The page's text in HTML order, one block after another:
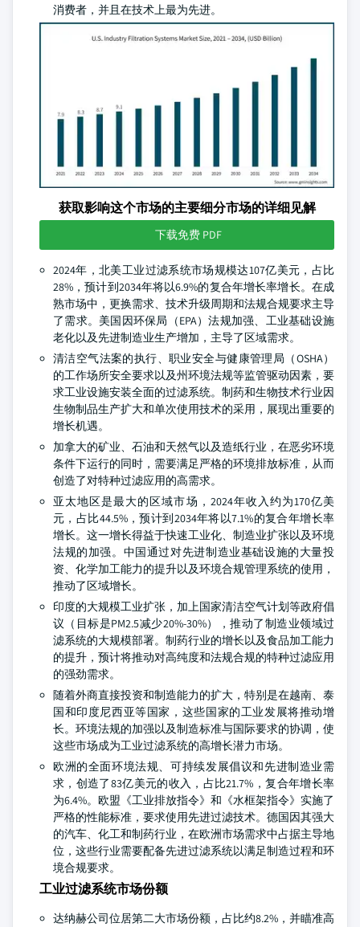
消费者，并且在技术上最为先进。
获取影响这个市场的主要细分市场的详细见解
下载免费 PDF
2024年，北美工业过滤系统市场规模达107亿美元，占比
28%，预计到2034年将以6.9%的复合年增长率增长。在成
熟市场中，更换需求、技术升级周期和法规合规要求主导
了需求。美国因环保局（EPA）法规加强、工业基础设施
老化以及先进制造业生产增加，主导了区域需求。
清洁空气法案的执行、职业安全与健康管理局（OSHA）
的工作场所安全要求以及州环境法规等监管驱动因素，要
求工业设施安装全面的过滤系统。制药和生物技术行业因
生物制品生产扩大和单次使用技术的采用，展现出重要的
增长机遇。
加拿大的矿业、石油和天然气以及造纸行业，在恶劣环境
条件下运行的同时，需要满足严格的环境排放标准，从而
创造了对特种过滤应用的高需求。
亚太地区是最大的区域市场，2024年收入约为170亿美
元，占比44.5%，预计到2034年将以7.1%的复合年增长率
增长。这一增长得益于快速工业化、制造业扩张以及环境
法规的加强。中国通过对先进制造业基础设施的大量投
资、化学加工能力的提升以及环境合规管理系统的使用，
推动了区域增长。
印度的大规模工业扩张，加上国家清洁空气计划等政府倡
议（目标是PM2.5减少20%-30%），推动了制造业领域过
滤系统的大规模部署。制药行业的增长以及食品加工能力
的提升，预计将推动对高纯度和法规合规的特种过滤应用
的强劲需求。
随着外商直接投资和制造能力的扩大，特别是在越南、泰
国和印度尼西亚等国家，这些国家的工业发展将推动增
长。环境法规的加强以及制造标准与国际要求的协调，使
这些市场成为工业过滤系统的高增长潜力市场。
欧洲的全面环境法规、可持续发展倡议和先进制造业需
求，创造了83亿美元的收入，占比21.7%，复合年增长率
为6.4%。欧盟《工业排放指令》和《水框架指令》实施了
严格的性能标准，要求使用先进过滤技术。德国因其强大
的汽车、化工和制药行业，在欧洲市场需求中占据主导地
位，这些行业需要配备先进过滤系统以满足制造过程和环
境合规要求。
工业过滤系统市场份额
达纳赫公司位居第二大市场份额，占比约8.2%，并瞄准高